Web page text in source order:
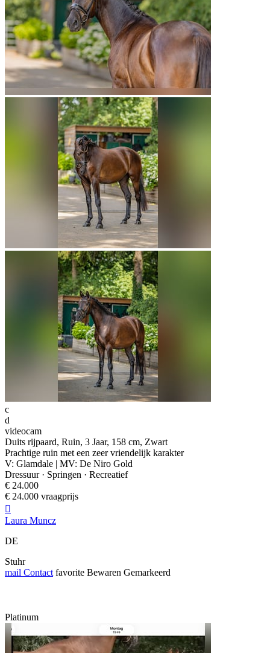
c
d
videocam
Duits rijpaard, Ruin, 3 Jaar, 158 cm, Zwart
Prachtige ruin met een zeer vriendelijk karakter
V: Glamdale | MV: De Niro Gold
Dressuur · Springen · Recreatief
€ 24.000
€ 24.000 vraagprijs

Laura Muncz
DE
Stuhr
mail Contact favorite Bewaren Gemarkeerd
Platinum